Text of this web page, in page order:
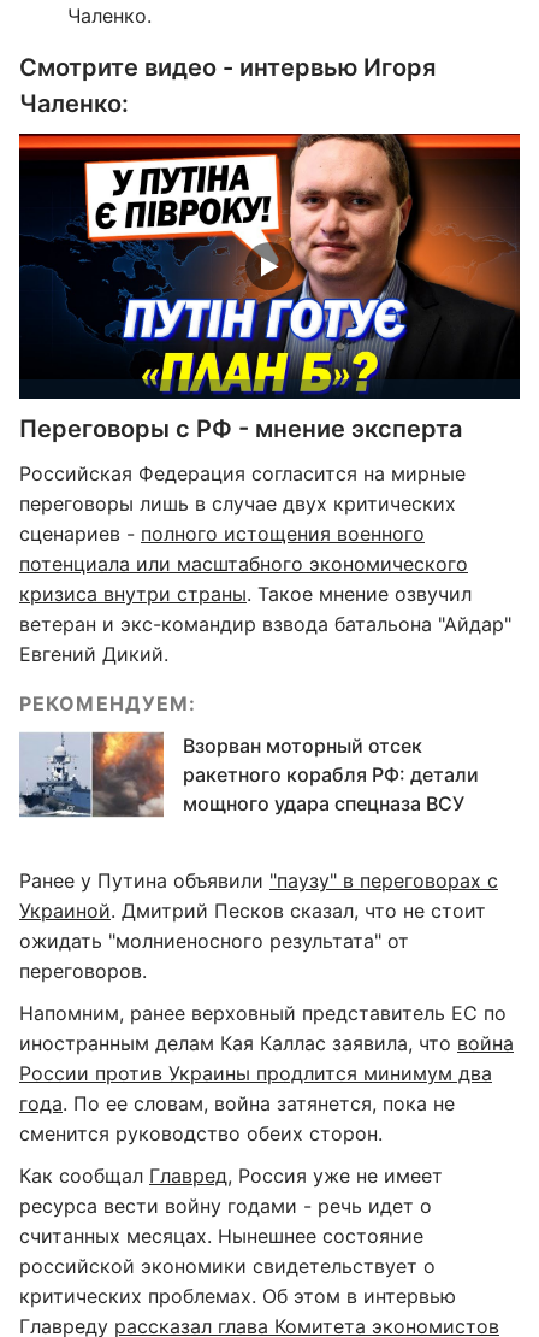
Чаленко.
Смотрите видео - интервью Игоря
Чаленко:
Переговоры с РФ - мнение эксперта
Российская Федерация согласится на мирные
переговоры лишь в случае двух критических
сценариев - полного истощения военного
потенциала или масштабного экономического
кризиса внутри страны. Такое мнение озвучил
ветеран и экс-командир взвода батальона "Айдар"
Евгений Дикий.
РЕКОМЕНДУЕМ:
Взорван моторный отсек
ракетного корабля РФ: детали
мощного удара спецназа ВСУ
Ранее у Путина объявили "паузу" в переговорах с
Украиной. Дмитрий Песков сказал, что не стоит
ожидать "молниеносного результата" от
переговоров.
Напомним, ранее верховный представитель ЕС по
иностранным делам Кая Каллас заявила, что война
России против Украины продлится минимум два
года. По ее словам, война затянется, пока не
сменится руководство обеих сторон.
Как сообщал Главред, Россия уже не имеет
ресурса вести войну годами - речь идет о
считанных месяцах. Нынешнее состояние
российской экономики свидетельствует о
критических проблемах. Об этом в интервью
Главреду рассказал глава Комитета экономистов